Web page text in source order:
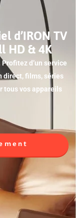
d’IRON TV
HD & 4K
d’un service
direct, films, séries
tous vos appareils